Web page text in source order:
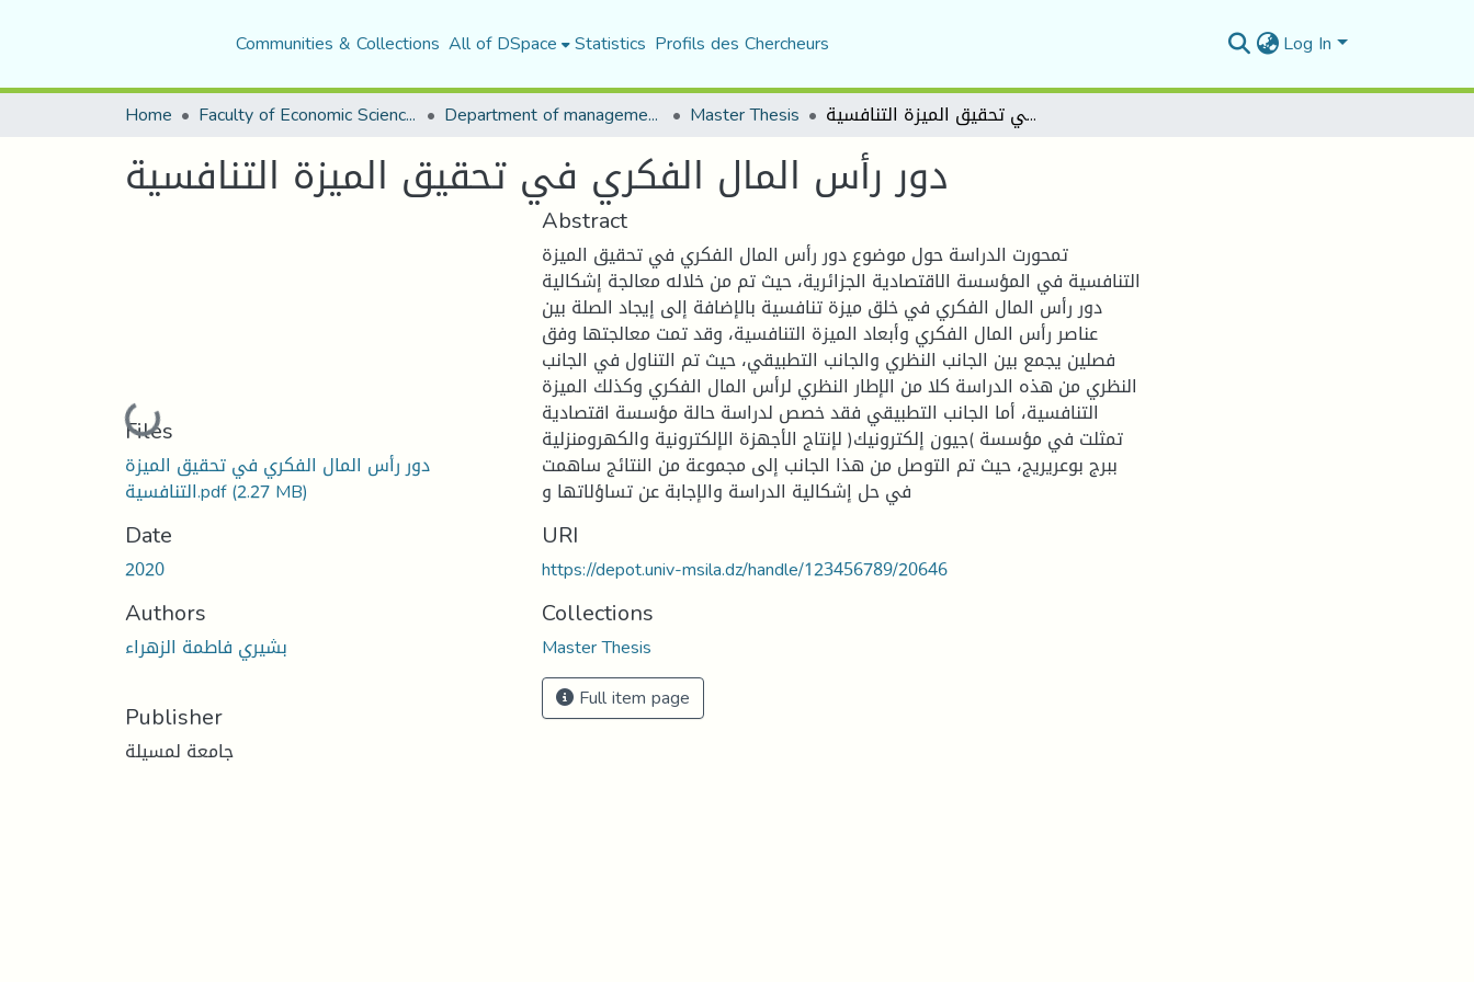
Communities & Collections All of DSpace Statistics Profils des Chercheurs Log In
Home Faculty of Economic Sciences, Commerce and Management Sciences Department of management sciences Master Thesis دور رأس المال الفكري في تحقيق الميزة التنافسية
دور رأس المال الفكري في تحقيق الميزة التنافسية
Loading...
Files
دور رأس المال الفكري في تحقيق الميزة
التنافسية.pdf(2.27 MB)
Date
2020
Authors
بشيري فاطمة الزهراء
Publisher
جامعة لمسيلة
Abstract
تمحورت الدراسة حول موضوع دور رأس المال الفكري في تحقيق الميزة
التنافسية في المؤسسة الاقتصادية الجزائرية، حيث تم من خلاله معالجة إشكالية
دور رأس المال الفكري في خلق ميزة تنافسية بالإضافة إلى إيجاد الصلة بين
عناصر رأس المال الفكري وأبعاد الميزة التنافسية، وقد تمت معالجتها وفق
فصلين يجمع بين الجانب النظري والجانب التطبيقي، حيث تم التناول في الجانب
النظري من هذه الدراسة كلا من الإطار النظري لرأس المال الفكري وكذلك الميزة
التنافسية، أما الجانب التطبيقي فقد خصص لدراسة حالة مؤسسة اقتصادية
تمثلت في مؤسسة )جيون إلكترونيك( لإنتاج الأجهزة الإلكترونية والكهرومنزلية
ببرج بوعريريج، حيث تم التوصل من هذا الجانب إلى مجموعة من النتائج ساهمت
في حل إشكالية الدراسة والإجابة عن تساؤلاتها و
URI
https://depot.univ-msila.dz/handle/123456789/20646
Collections
Master Thesis
Full item page